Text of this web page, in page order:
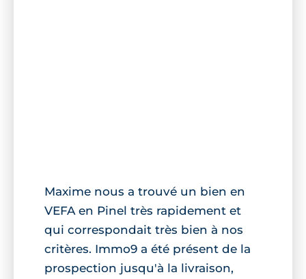
Maxime nous a trouvé un bien en
VEFA en Pinel très rapidement et
qui correspondait très bien à nos
critères. Immo9 a été présent de la
prospection jusqu'à la livraison,